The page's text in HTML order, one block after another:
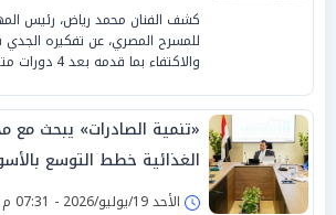
كشف الفنان محمد رياض، رئيس
للمسرح المصري، عن تفكيره
والاكتفاء بما قدمه بعد 4 دورات متتالية.
«تنمية الصادرات» يبحث مع
الغذائية خطط التوسع
والإفريقية
الأحد 19/يوليو/2026 - 07:31 م